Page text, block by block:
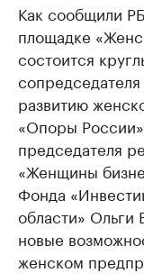
Как сообщили
площадке
состоится
развитию
«Опоры
председателя
«Женщины
Фонда
области» Ольги
новые
женском